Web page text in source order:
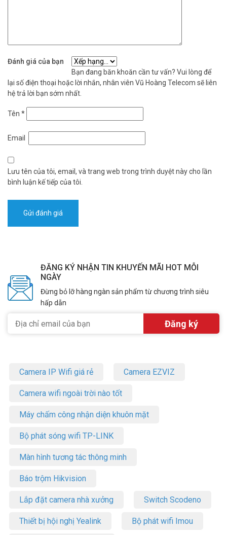
Đánh giá của bạn
Bạn đang băn khoăn cần tư vấn? Vui lòng để
lại số điện thoại hoặc lời nhắn, nhân viên Vũ Hoàng Telecom sẽ liên
hệ trả lời bạn sớm nhất.
Tên *
Email
Lưu tên của tôi, email, và trang web trong trình duyệt này cho lần
bình luận kế tiếp của tôi.
ĐĂNG KÝ NHẬN TIN KHUYẾN MÃI HOT MỖI
NGÀY
Đừng bỏ lỡ hàng ngàn sản phẩm từ chương trình siêu
hấp dẫn
Camera IP Wifi giá rẻ Camera EZVIZ
Camera wifi ngoài trời nào tốt
Máy chấm công nhận diện khuôn mặt
Bộ phát sóng wifi TP-LINK
Màn hình tương tác thông minh
Báo trộm Hikvision
Lắp đặt camera nhà xưởng Switch Scodeno
Thiết bị hội nghị Yealink Bộ phát wifi Imou